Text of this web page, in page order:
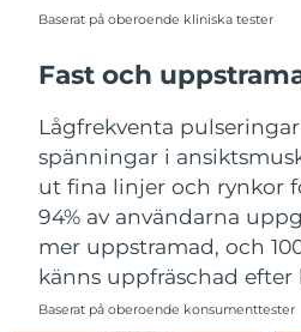
Baserat på oberoende kliniska tester
Fast och
Lågfrekventa
spänningar i
ut fina linjer och rynkor
94% av användarna
mer uppstramad, och
känns uppfräschad
Baserat på oberoende konsumenttester
Norge
Oman
Filippinerna
Polen
Portugal
Puerto Rico